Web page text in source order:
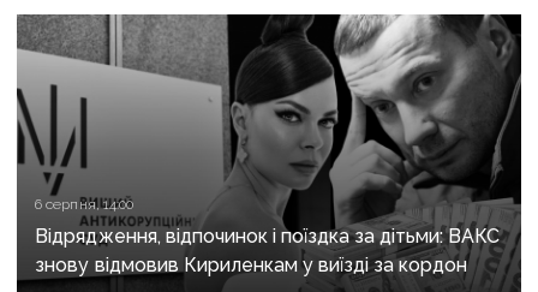
«Плацдарм» Олексієм Юковим
6 серпня, 14:00
Відрядження, відпочинок і поїздка за дітьми: ВАКС
знову відмовив Кириленкам у виїзді за кордон